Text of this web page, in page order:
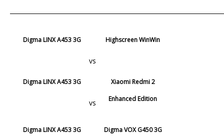
Digma LINX A453 3G
vs
Highscreen WinWin
Digma LINX A453 3G
vs
Xiaomi Redmi 2
Enhanced Edition
Digma LINX A453 3G Digma VOX G450 3G